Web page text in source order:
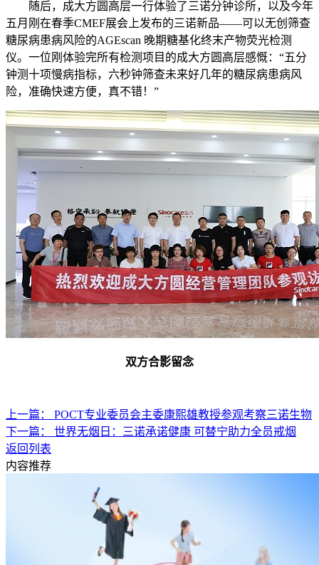
随后，成大方圆高层一行体验了三诺分钟诊所，以及今年
五月刚在春季CMEF展会上发布的三诺新品——可以无创筛查
糖尿病患病风险的AGEscan 晚期糖基化终末产物荧光检测
仪。一位刚体验完所有检测项目的成大方圆高层感慨：“五分
钟测十项慢病指标，六秒钟筛查未来好几年的糖尿病患病风
险，准确快速方便，真不错！”
双方合影留念
上一篇： POCT专业委员会主委康熙雄教授参观考察三诺生物
下一篇： 世界无烟日：三诺承诺健康 可替宁助力全员戒烟
返回列表
内容推荐